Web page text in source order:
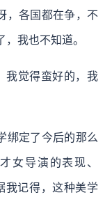
，各国都在争，不
我也不知道。
我觉得蛮好的，我
绑定了今后的那么
女导演的表现、
我记得，这种美学